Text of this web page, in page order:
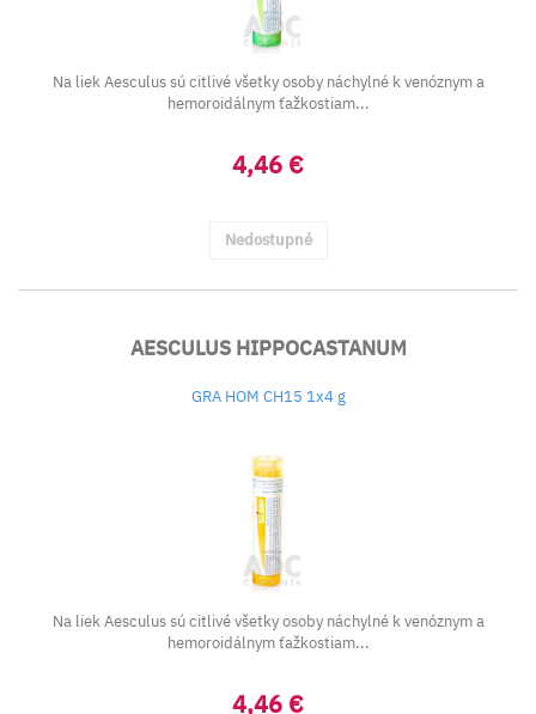
Na liek Aesculus sú citlivé všetky osoby náchylné k venóznym a
hemoroidálnym ťažkostiam...
4,46 €
Nedostupné
AESCULUS HIPPOCASTANUM
GRA HOM CH15 1x4 g
Na liek Aesculus sú citlivé všetky osoby náchylné k venóznym a
hemoroidálnym ťažkostiam...
4,46 €